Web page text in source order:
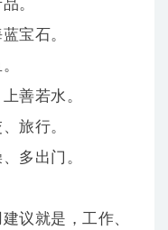
宝石。
善若水。
旅行。
多出门。
议就是，工作、